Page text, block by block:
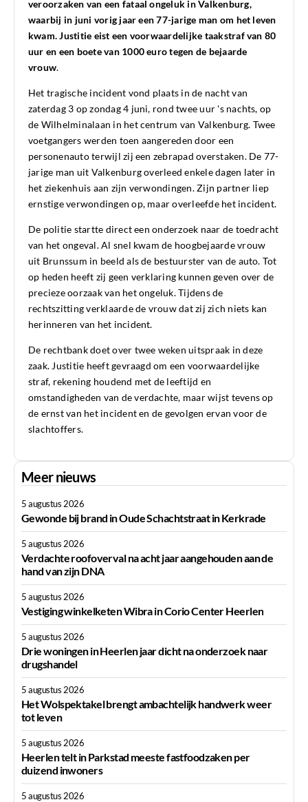
veroorzaken van een fataal ongeluk in Valkenburg,
waarbij in juni vorig jaar een 77-jarige man om het leven
kwam. Justitie eist een voorwaardelijke taakstraf van 80
uur en een boete van 1000 euro tegen de bejaarde
vrouw.
Het tragische incident vond plaats in de nacht van
zaterdag 3 op zondag 4 juni, rond twee uur 's nachts, op
de Wilhelminalaan in het centrum van Valkenburg. Twee
voetgangers werden toen aangereden door een
personenauto terwijl zij een zebrapad overstaken. De 77-
jarige man uit Valkenburg overleed enkele dagen later in
het ziekenhuis aan zijn verwondingen. Zijn partner liep
ernstige verwondingen op, maar overleefde het incident.
De politie startte direct een onderzoek naar de toedracht
van het ongeval. Al snel kwam de hoogbejaarde vrouw
uit Brunssum in beeld als de bestuurster van de auto. Tot
op heden heeft zij geen verklaring kunnen geven over de
precieze oorzaak van het ongeluk. Tijdens de
rechtszitting verklaarde de vrouw dat zij zich niets kan
herinneren van het incident.
De rechtbank doet over twee weken uitspraak in deze
zaak. Justitie heeft gevraagd om een voorwaardelijke
straf, rekening houdend met de leeftijd en
omstandigheden van de verdachte, maar wijst tevens op
de ernst van het incident en de gevolgen ervan voor de
slachtoffers.
Meer nieuws
5 augustus 2026
Gewonde bij brand in Oude Schachtstraat in Kerkrade
5 augustus 2026
Verdachte roofoverval na acht jaar aangehouden aan de
hand van zijn DNA
5 augustus 2026
Vestiging winkelketen Wibra in Corio Center Heerlen
5 augustus 2026
Drie woningen in Heerlen jaar dicht na onderzoek naar
drugshandel
5 augustus 2026
Het Wolspektakel brengt ambachtelijk handwerk weer
tot leven
5 augustus 2026
Heerlen telt in Parkstad meeste fastfoodzaken per
duizend inwoners
5 augustus 2026